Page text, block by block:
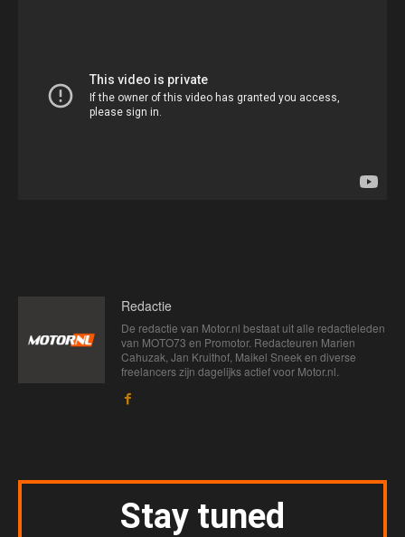
Redactie
De redactie van Motor.nl bestaat uit alle redactieleden
van MOTO73 en Promotor. Redacteuren Marien
Cahuzak, Jan Kruithof, Maikel Sneek en diverse
freelancers zijn dagelijks actief voor Motor.nl.
Stay tuned